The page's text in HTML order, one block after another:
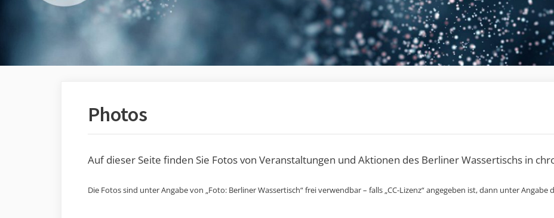
Photos
Auf dieser Seite finden Sie Fotos von Veranstaltungen und Aktionen des Berliner Wassertischs in
Die Fotos sind unter Angabe von „Foto: Berliner Wassertisch“ frei verwendbar – falls „CC-Lizenz“ angegeben ist, dann unter Angabe